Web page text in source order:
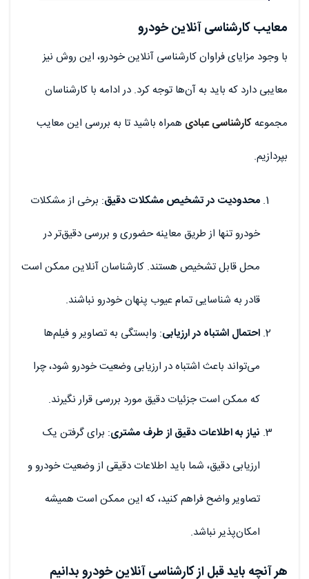
معایب کارشناسی آنلاین خودرو
با وجود مزایای فراوان کارشناسی آنلاین خودرو، این روش نیز
معایبی دارد که باید به آن‌ها توجه کرد. در ادامه با کارشناسان
مجموعهکارشناسی عبادی همراه باشید تا به بررسی این معایب
بپردازیم.
محدودیت در تشخیص مشکلات دقیق: برخی از مشکلات
خودرو تنها از طریق معاینه حضوری و بررسی دقیق‌تر در
محل قابل تشخیص هستند. کارشناسان آنلاین ممکن است
قادر به شناسایی تمام عیوب پنهان خودرو نباشند.
احتمال اشتباه در ارزیابی: وابستگی به تصاویر و فیلم‌ها
می‌تواند باعث اشتباه در ارزیابی وضعیت خودرو شود، چرا
که ممکن است جزئیات دقیق مورد بررسی قرار نگیرند.
نیاز به اطلاعات دقیق از طرف مشتری: برای گرفتن یک
ارزیابی دقیق، شما باید اطلاعات دقیقی از وضعیت خودرو و
تصاویر واضح فراهم کنید، که این ممکن است همیشه
امکان‌پذیر نباشد.
هر آنچه باید قبل از کارشناسی آنلاین خودرو بدانیم